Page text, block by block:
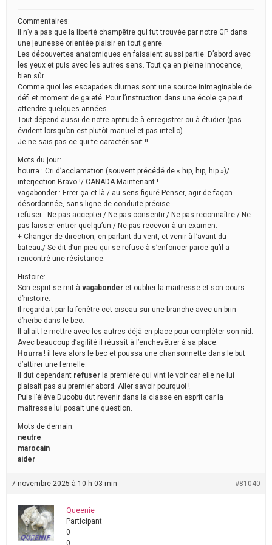
Commentaires:
Il n’y a pas que la liberté champêtre qui fut trouvée par notre GP dans
une jeunesse orientée plaisir en tout genre.
Les découvertes anatomiques en faisaient aussi partie. D’abord avec
les yeux et puis avec les autres sens. Tout ça en pleine innocence,
bien sûr.
Comme quoi les escapades diurnes sont une source inimaginable de
défi et moment de gaieté. Pour l’instruction dans une école ça peut
attendre quelques années.
Tout dépend aussi de notre aptitude à enregistrer ou à étudier (pas
évident lorsqu’on est plutôt manuel et pas intello)
Je ne sais pas ce qui te caractérisait !!
Mots du jour:
hourra : Cri d’acclamation (souvent précédé de « hip, hip, hip »)/
interjection Bravo !/ CANADA Maintenant !
vagabonder : Errer ça et là./ au sens figuré Penser, agir de façon
désordonnée, sans ligne de conduite précise.
refuser : Ne pas accepter./ Ne pas consentir./ Ne pas reconnaître./ Ne
pas laisser entrer quelqu’un./ Ne pas recevoir à un examen.
+ Changer de direction, en parlant du vent, et venir à l’avant du
bateau./ Se dit d’un pieu qui se refuse à s’enfoncer parce qu’il a
rencontré une résistance.
Histoire:
Son esprit se mit à vagabonder et oublier la maitresse et son cours
d’histoire.
Il regardait par la fenêtre cet oiseau sur une branche avec un brin
d’herbe dans le bec.
Il allait le mettre avec les autres déjà en place pour compléter son nid.
Avec beaucoup d’agilité il réussit à l’enchevêtrer à sa place.
Hourra ! il leva alors le bec et poussa une chansonnette dans le but
d’attirer une femelle.
Il dut cependant refuser la première qui vint le voir car elle ne lui
plaisait pas au premier abord. Aller savoir pourquoi !
Puis l’élève Ducobu dut revenir dans la classe en esprit car la
maitresse lui posait une question.
Mots de demain:
neutre
marocain
aider
7 novembre 2025 à 10 h 03 min #81040
Queenie
Participant
0
0